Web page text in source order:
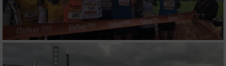
Verwendung reduzierter Daten zur Auswahl
von Werbeanzeigen
Erstellung von Profilen für personalisierte